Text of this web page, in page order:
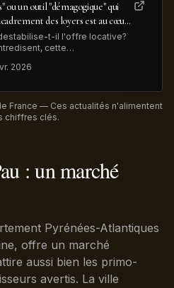
ou un outil "démagogique" qui
des loyers est au cœur
des élections municipales
t-il l'offre locative?
cette
des débats sur le logement
élections municipales de
2026
France — Ces actualités n'alimentent
chiffres clés.
: un marché
Pyrénées-Atlantiques
offre un marché
aussi bien les primo-
avertis. La ville